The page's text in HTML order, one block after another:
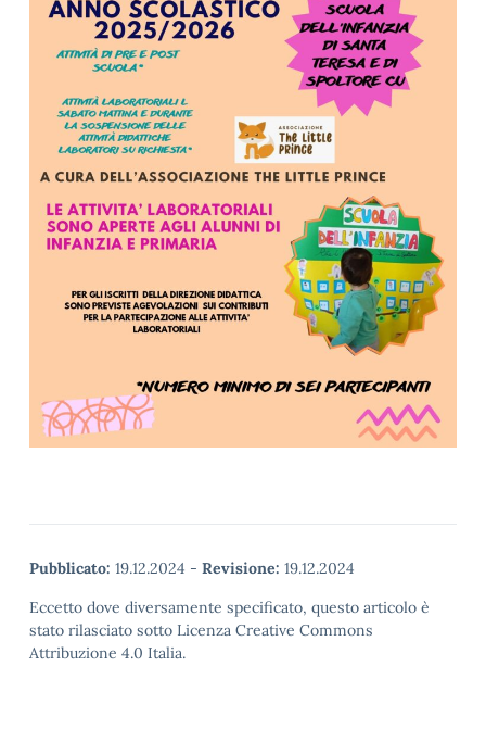
Pubblicato: 19.12.2024 - Revisione: 19.12.2024
Eccetto dove diversamente specificato, questo articolo è
stato rilasciato sotto Licenza Creative Commons
Attribuzione 4.0 Italia.